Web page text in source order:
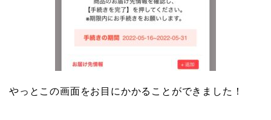
やっとこの画面をお目にかかることができました！